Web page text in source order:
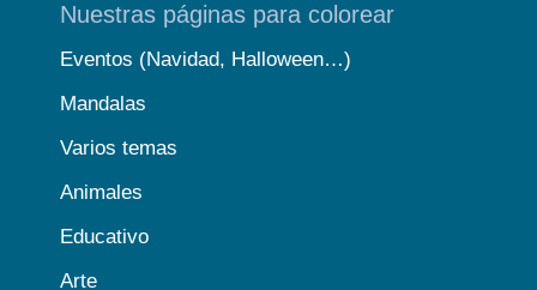
Nuestras páginas para colorear
Eventos (Navidad, Halloween…)
Mandalas
Varios temas
Animales
Educativo
Arte